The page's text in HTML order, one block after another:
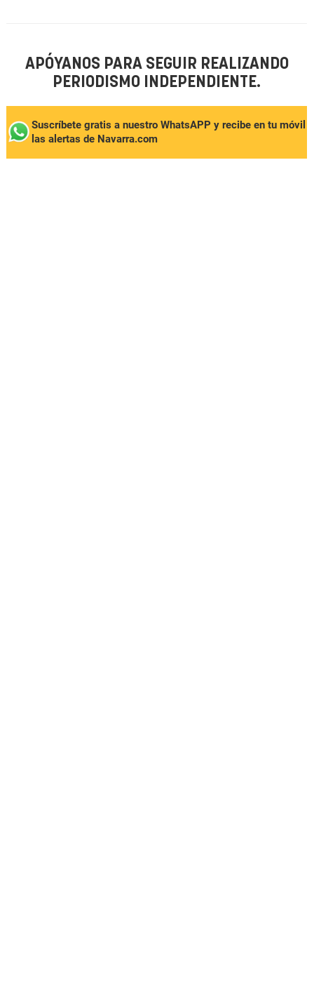
APÓYANOS PARA SEGUIR REALIZANDO
PERIODISMO INDEPENDIENTE.
Suscríbete gratis a nuestro WhatsAPP y recibe en tu móvil
las alertas de Navarra.com